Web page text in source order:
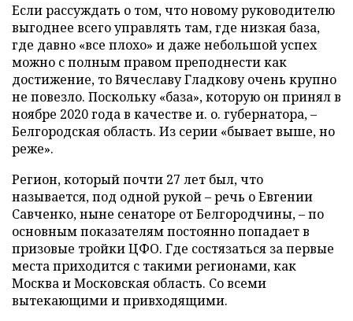
Если рассуждать о том, что новому руководителю
выгоднее всего управлять там, где низкая база,
где давно «все плохо» и даже небольшой успех
можно с полным правом преподнести как
достижение, то Вячеславу Гладкову очень крупно
не повезло. Поскольку «база», которую он принял в
ноябре 2020 года в качестве и. о. губернатора, –
Белгородская область. Из серии «бывает выше, но
реже».
Регион, который почти 27 лет был, что
называется, под одной рукой – речь о Евгении
Савченко, ныне сенаторе от Белгородчины, – по
основным показателям постоянно попадает в
призовые тройки ЦФО. Где состязаться за первые
места приходится с такими регионами, как
Москва и Московская область. Со всеми
вытекающими и привходящими.